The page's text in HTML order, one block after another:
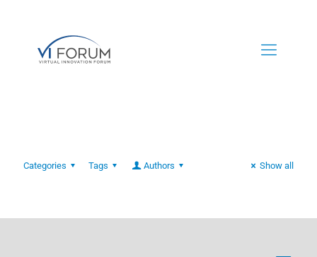
Categories Tags Authors Show all